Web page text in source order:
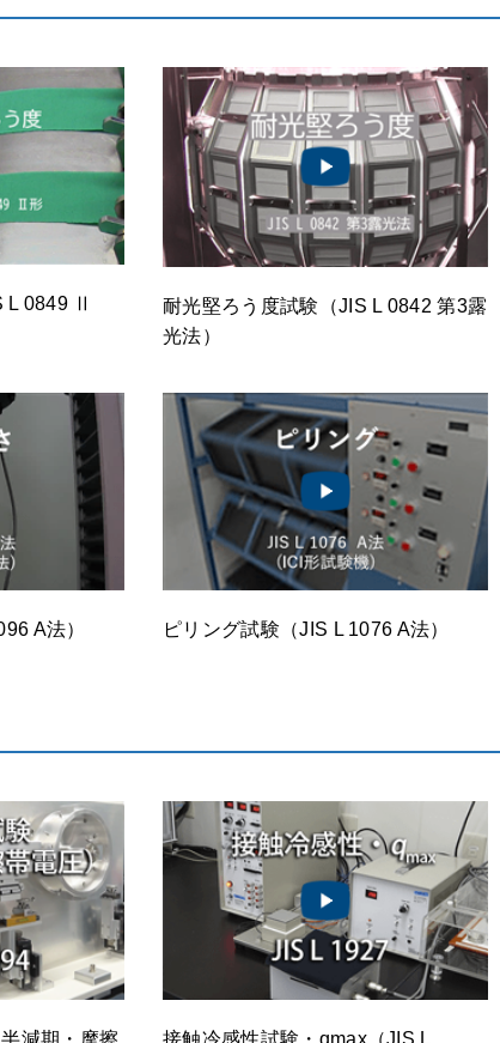
L 0849 Ⅱ
耐光堅ろう度試験（JIS L 0842 第3露
光法）
A法） ピリング試験（JIS L 1076 A法）
減期・摩擦
接触冷感性試験・qmax（JIS L